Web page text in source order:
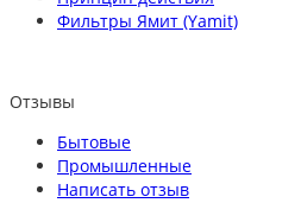
Фильтры Ямит (Yamit)
Отзывы
Бытовые
Промышленные
Написать отзыв